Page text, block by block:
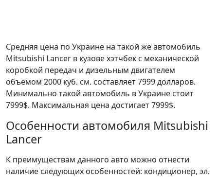
Средняя цена по Украине на такой же автомобиль
Mitsubishi Lancer в кузове хэтчбек c механической
коробкой передач и дизельным двигателем
объемом 2000 куб. см. составляет 7999 долларов.
Минимально такой автомобиль в Украине стоит
7999$. Максимальная цена достигает 7999$.
Особенности автомобиля Mitsubishi
Lancer
К преимуществам данного авто можно отнести
наличие следующих особенностей: кондиционер, эл.